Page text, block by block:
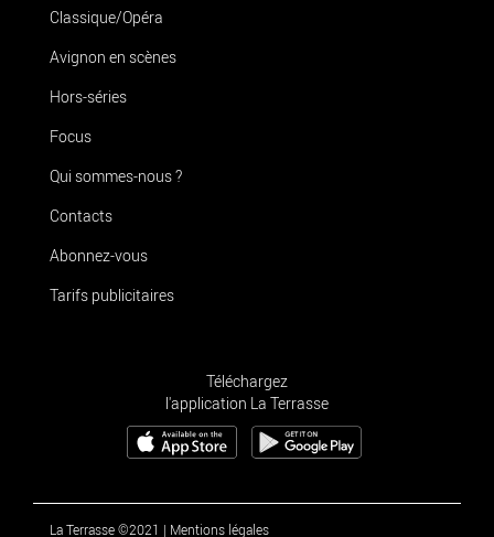
Classique/Opéra
Avignon en scènes
Hors-séries
Focus
Qui sommes-nous ?
Contacts
Abonnez-vous
Tarifs publicitaires
Téléchargez
l'application La Terrasse
La Terrasse ©2021 | Mentions légales